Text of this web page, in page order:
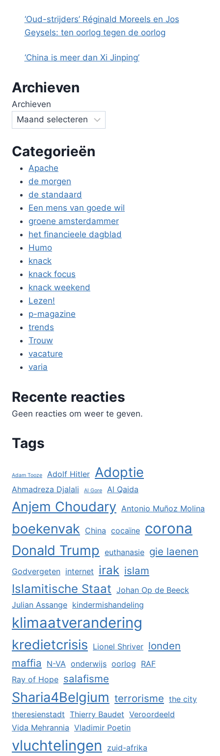
‘Oud-strijders’ Réginald Moreels en Jos
Geysels: ten oorlog tegen de oorlog
‘China is meer dan Xi Jinping’
Archieven
Archieven
Categorieën
Apache
de morgen
de standaard
Een mens van goede wil
groene amsterdammer
het financieele dagblad
Humo
knack
knack focus
knack weekend
Lezen!
p-magazine
trends
Trouw
vacature
varia
Recente reacties
Geen reacties om weer te geven.
Tags
Adam Tooze Adolf Hitler Adoptie
Ahmadreza Djalali Al Gore Al Qaida
Anjem Choudary Antonio Muñoz Molina
boekenvak China cocaïne corona
Donald Trump euthanasie gie laenen
Godvergeten internet irak islam
Islamitische Staat Johan Op de Beeck
Julian Assange kindermishandeling
klimaatverandering
kredietcrisis Lionel Shriver londen
maffia
N-VA onderwijs oorlog RAF
Ray of Hope salafisme
Sharia4Belgium terrorisme the city
theresienstadt Thierry Baudet Veroordeeld
Vida Mehrannia Vladimir Poetin
vluchtelingen zuid-afrika